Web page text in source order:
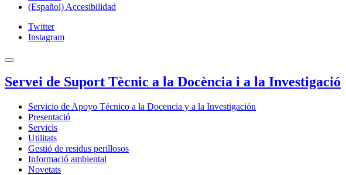
(Español) Accesibilidad
Twitter
Instagram
Servei de Suport Tècnic a la Docència i a la Investigació
Servicio de Apoyo Técnico a la Docencia y a la Investigación
Presentació
Servicis
Utilitats
Gestió de residus perillosos
Informació ambiental
Novetats